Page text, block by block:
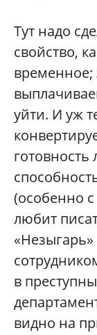
Тут надо
свойство,
уйти. И уж
(особенно
любит
в
видно на